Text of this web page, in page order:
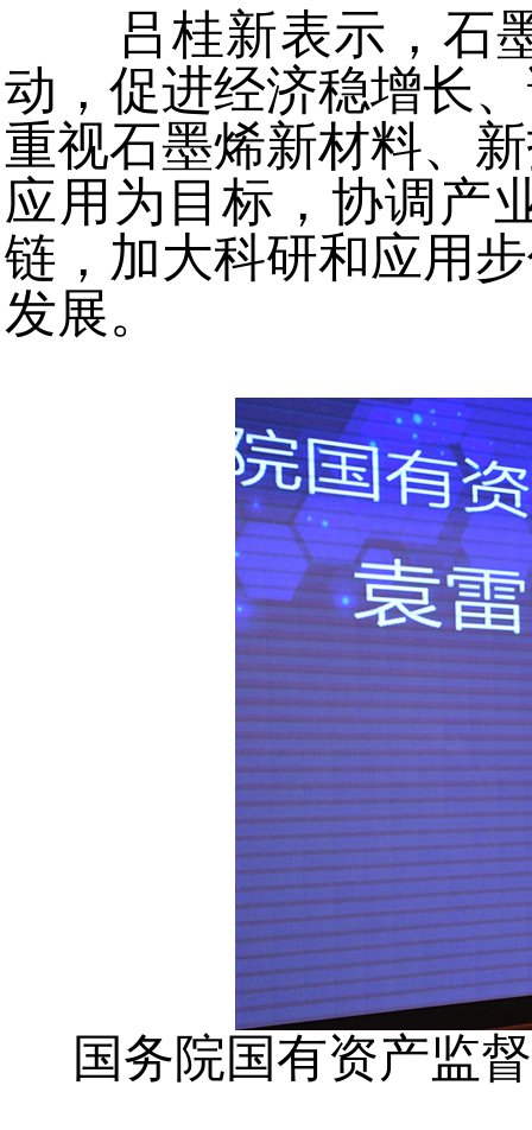
吕桂新表示，石
动，促进经济稳增长
重视石墨烯新材料、
应用为目标，协调产
链，加大科研和应用
发展。
国务院国有资产监